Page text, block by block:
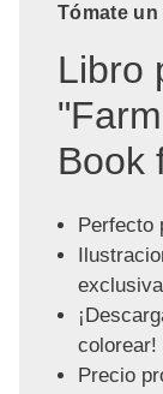
Tómate
Libro
Book
Perfecto
colorear!
Precio